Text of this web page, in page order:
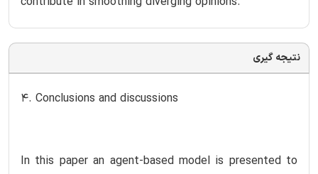
نتیجه گیری
4. Conclusions and discussions
In this paper an agent-based model is presented to